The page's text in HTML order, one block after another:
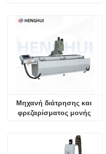
Μηχανή διάτρησης και
φρεζαρίσματος μονής